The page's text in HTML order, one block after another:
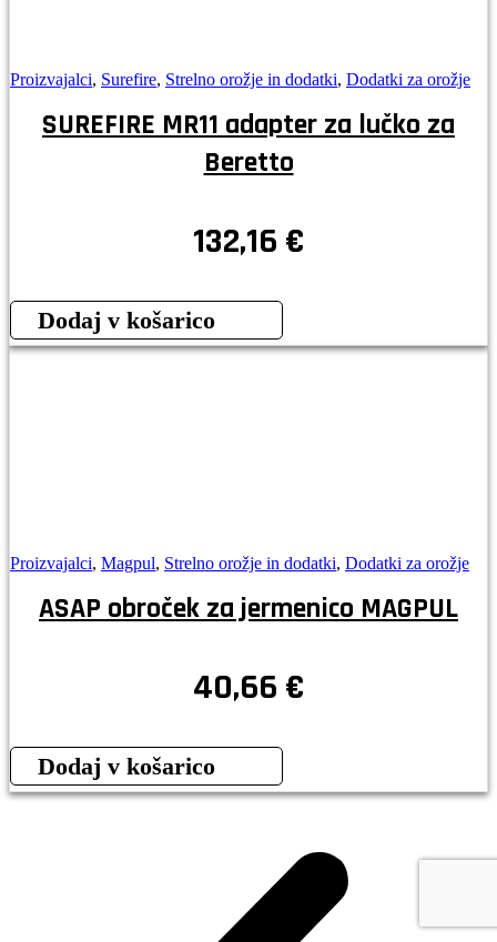
Proizvajalci, Surefire, Strelno orožje in dodatki, Dodatki za orožje
SUREFIRE MR11 adapter za lučko za
Beretto
132,16 €
Dodaj v košarico
Proizvajalci, Magpul, Strelno orožje in dodatki, Dodatki za orožje
ASAP obroček za jermenico MAGPUL
40,66 €
Dodaj v košarico